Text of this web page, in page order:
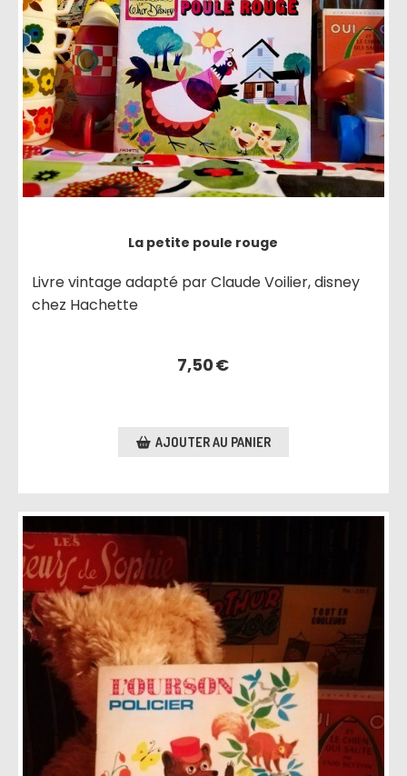
La petite poule rouge
Livre vintage adapté par Claude Voilier, disney
chez Hachette
7,50€
AJOUTER AU PANIER